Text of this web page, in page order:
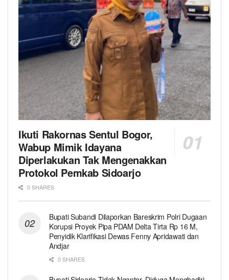
Ikuti Rakornas Sentul Bogor,
Wabup Mimik Idayana
Diperlakukan Tak Mengenakkan
Protokol Pemkab Sidoarjo
0 SHARES
Bupati Subandi Dilaporkan Bareskrim Polri Dugaan
Korupsi Proyek Pipa PDAM Delta Tirta Rp 16 M,
Penyidik Klarifikasi Dewas Fenny Apridawati dan
Andjar
0 SHARES